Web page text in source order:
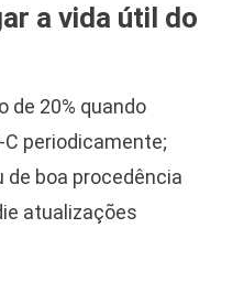
a vida útil do
de 20% quando
C periodicamente;
de boa procedência
atualizações